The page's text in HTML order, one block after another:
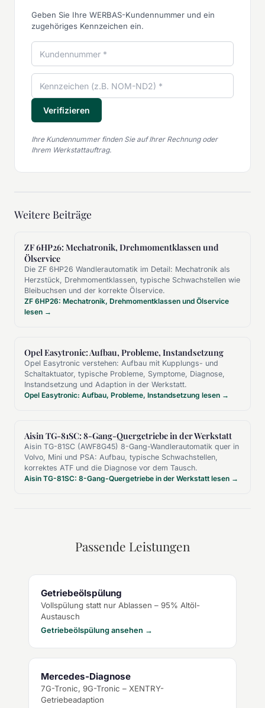
Geben Sie Ihre WERBAS-Kundennummer und ein
zugehöriges Kennzeichen ein.
Verifizieren
Ihre Kundennummer finden Sie auf Ihrer Rechnung oder
Ihrem Werkstattauftrag.
Weitere Beiträge
ZF 6HP26: Mechatronik, Drehmomentklassen und
Ölservice
Die ZF 6HP26 Wandlerautomatik im Detail: Mechatronik als
Herzstück, Drehmomentklassen, typische Schwachstellen wie
Bleibuchsen und der korrekte Ölservice.
ZF 6HP26: Mechatronik, Drehmomentklassen und Ölservice
lesen →
Opel Easytronic: Aufbau, Probleme, Instandsetzung
Opel Easytronic verstehen: Aufbau mit Kupplungs- und
Schaltaktuator, typische Probleme, Symptome, Diagnose,
Instandsetzung und Adaption in der Werkstatt.
Opel Easytronic: Aufbau, Probleme, Instandsetzung lesen →
Aisin TG-81SC: 8-Gang-Quergetriebe in der Werkstatt
Aisin TG-81SC (AWF8G45) 8-Gang-Wandlerautomatik quer in
Volvo, Mini und PSA: Aufbau, typische Schwachstellen,
korrektes ATF und die Diagnose vor dem Tausch.
Aisin TG-81SC: 8-Gang-Quergetriebe in der Werkstatt lesen →
Passende Leistungen
Getriebeölspülung
Vollspülung statt nur Ablassen – 95% Altöl-
Austausch
Getriebeölspülung ansehen →
Mercedes-Diagnose
7G-Tronic, 9G-Tronic – XENTRY-
Getriebeadaption